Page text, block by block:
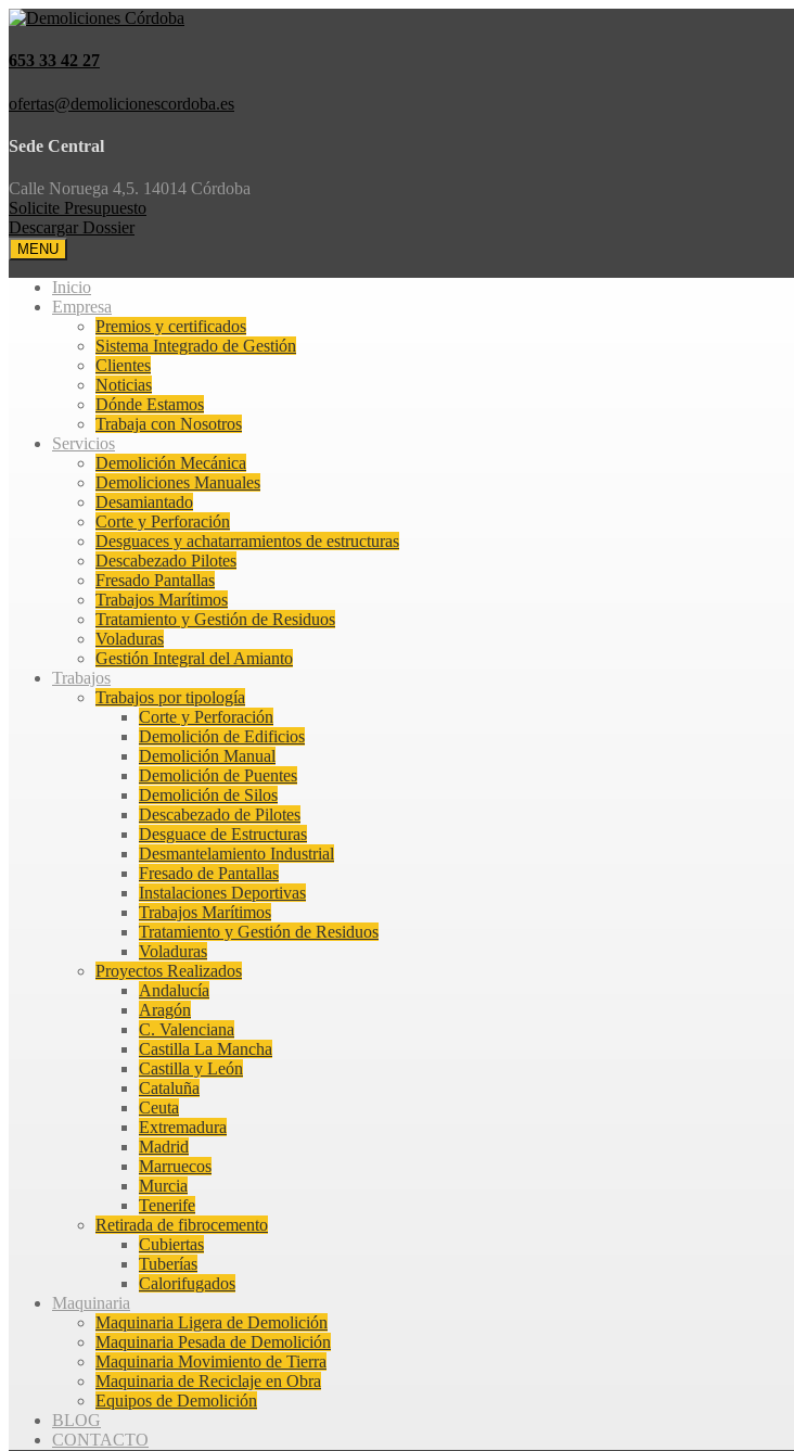
653 33 42 27
ofertas@demolicionescordoba.es
Sede Central
Calle Noruega 4,5. 14014 Córdoba
Solicite Presupuesto
Descargar Dossier
MENU
Inicio
Empresa
Premios y certificados
Sistema Integrado de Gestión
Clientes
Noticias
Dónde Estamos
Trabaja con Nosotros
Servicios
Demolición Mecánica
Demoliciones Manuales
Desamiantado
Corte y Perforación
Desguaces y achatarramientos de estructuras
Descabezado Pilotes
Fresado Pantallas
Trabajos Marítimos
Tratamiento y Gestión de Residuos
Voladuras
Gestión Integral del Amianto
Trabajos
Trabajos por tipología
Corte y Perforación
Demolición de Edificios
Demolición Manual
Demolición de Puentes
Demolición de Silos
Descabezado de Pilotes
Desguace de Estructuras
Desmantelamiento Industrial
Fresado de Pantallas
Instalaciones Deportivas
Trabajos Marítimos
Tratamiento y Gestión de Residuos
Voladuras
Proyectos Realizados
Andalucía
Aragón
C. Valenciana
Castilla La Mancha
Castilla y León
Cataluña
Ceuta
Extremadura
Madrid
Marruecos
Murcia
Tenerife
Retirada de fibrocemento
Cubiertas
Tuberías
Calorifugados
Maquinaria
Maquinaria Ligera de Demolición
Maquinaria Pesada de Demolición
Maquinaria Movimiento de Tierra
Maquinaria de Reciclaje en Obra
Equipos de Demolición
BLOG
CONTACTO